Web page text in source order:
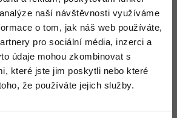
naší návštěvnosti využíváme
o tom, jak náš web používáte,
pro sociální média, inzerci a
údaje mohou zkombinovat s
které jste jim poskytli nebo které
že používáte jejich služby.
je super! Věříme, že ti první lekce
a užitečného.
Přejdi doprémiové sekce
licenciPremium, koupí článku souhlasíš
.